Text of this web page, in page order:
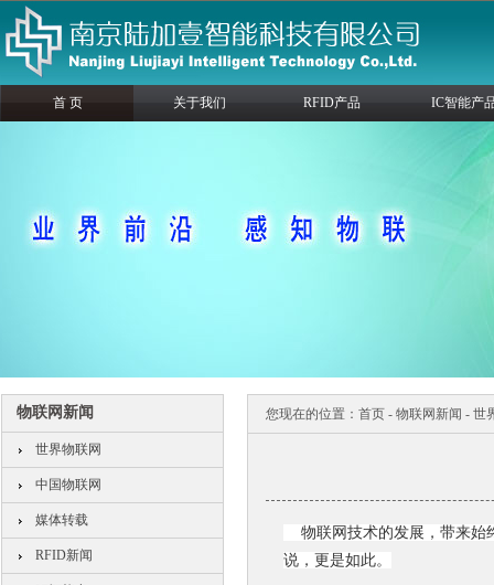
首 页 关于我们 RFID产品 IC智能产
物联网新闻
世界物联网
中国物联网
媒体转载
RFID新闻
您现在的位置： 首页 - 物联网新闻 - 世
物联网技术的发展，带来始
说，更是如此。